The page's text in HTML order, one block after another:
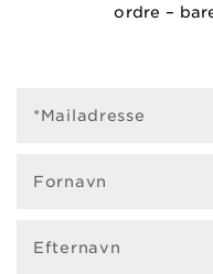
ordre –
*Mailadresse
Fornavn
Efternavn